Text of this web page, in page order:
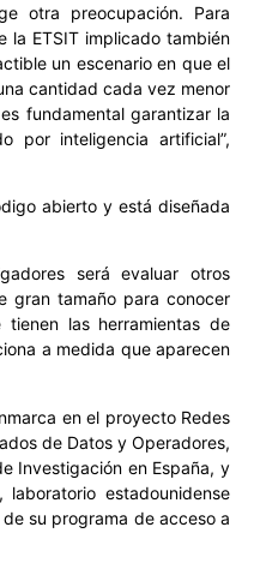
otra preocupación. Para
la ETSIT implicado también
un escenario en que el
cantidad cada vez menor
fundamental garantizar la
por inteligencia artificial”,
abierto y está diseñada
será evaluar otros
gran tamaño para conocer
las herramientas de
a medida que aparecen
en el proyecto Redes
de Datos y Operadores,
Investigación en España, y
estadounidense
su programa de acceso a